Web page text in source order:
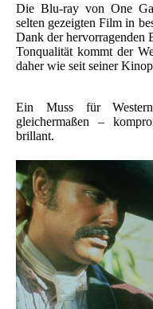
Die Blu-ray von One
selten gezeigten Film in
Dank der hervorragenden
Tonqualität kommt der
daher wie seit seiner
Ein Muss für
gleichermaßen –
brillant.